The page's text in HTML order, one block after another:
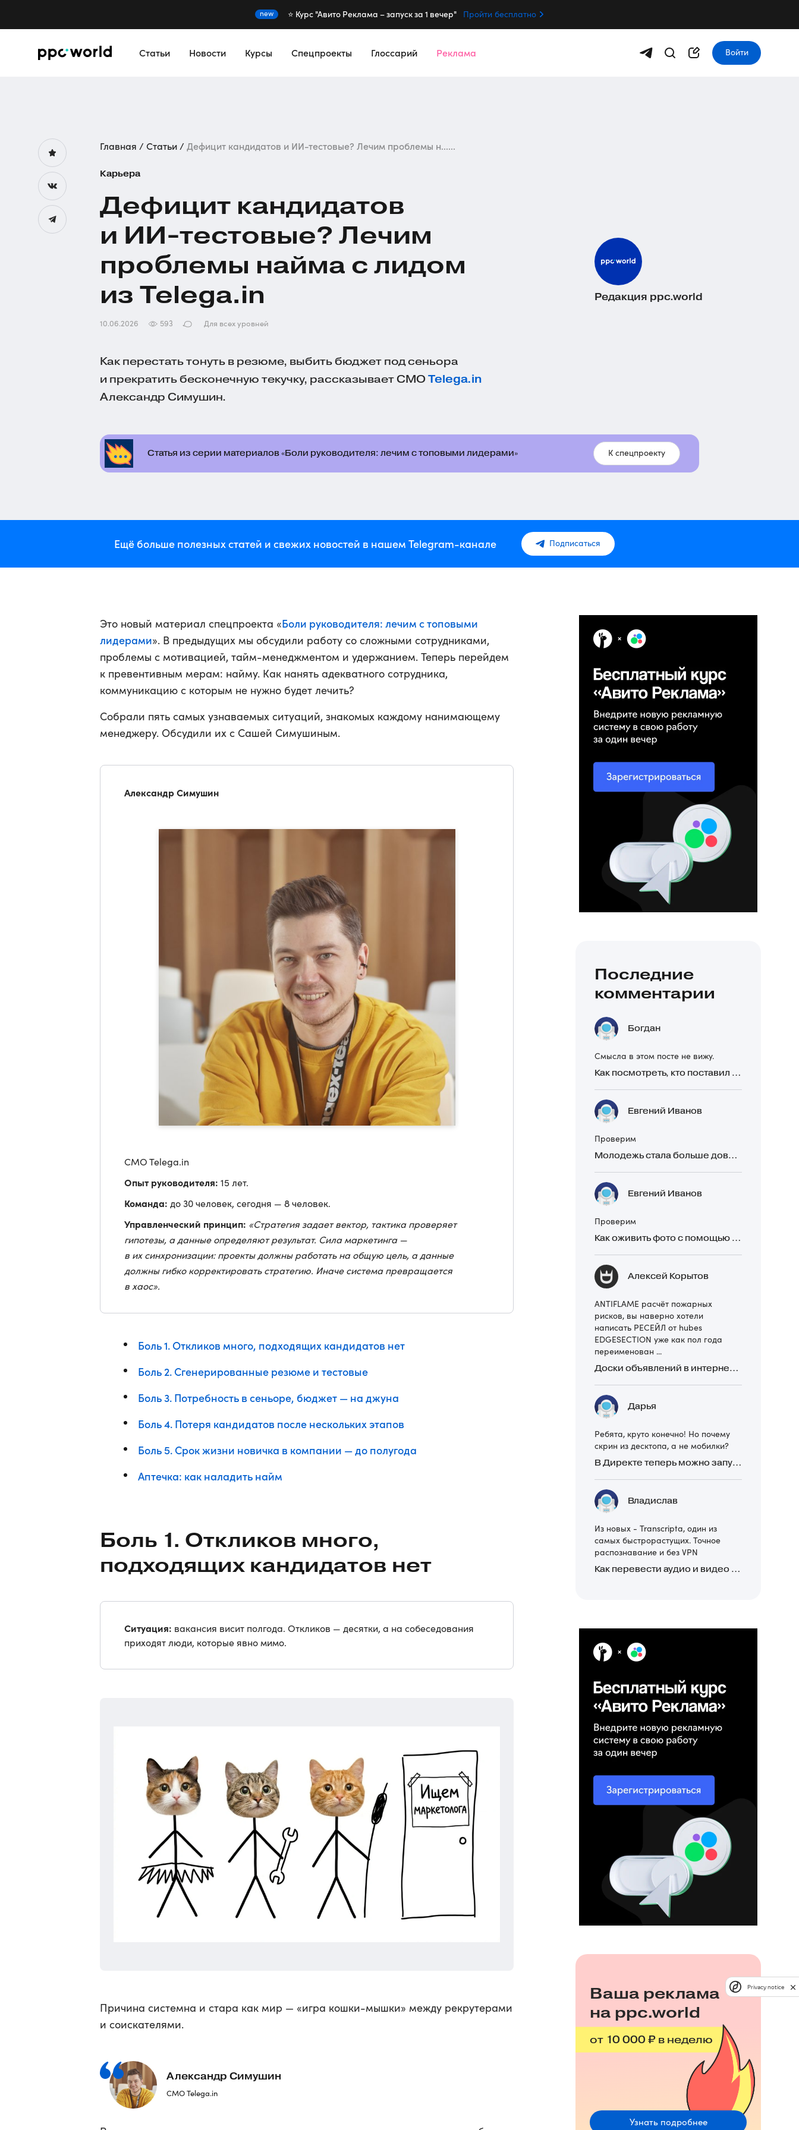
new ⭐️ Курс "Авито Реклама – запуск за 1 вечер" Пройти бесплатно
Статьи Новости Курсы Спецпроекты Глоссарий Реклама Войти
Главная Статьи Дефицит кандидатов и ИИ-тестовые? Лечим проблемы н......
Карьера
Дефицит кандидатов
и ИИ-тестовые? Лечим
проблемы найма с лидом
из Telega.in
10.06.2026 593 Для всех уровней
Как перестать тонуть в резюме, выбить бюджет под сеньора
и прекратить бесконечную текучку, рассказывает CMOTelega.in
Александр Симушин.
Редакция ppc.world
Статья из серии материалов «Боли руководителя: лечим с топовыми лидерами» К спецпроекту
Ещё больше полезных статей и свежих новостей в нашем Telegram-канале Подписаться
Это новый материал спецпроекта «Боли руководителя: лечим с топовыми
лидерами». В предыдущих мы обсудили работу со сложными сотрудниками,
проблемы с мотивацией, тайм-менеджментом и удержанием. Теперь перейдем
к превентивным мерам: найму. Как нанять адекватного сотрудника,
коммуникацию с которым не нужно будет лечить?
Собрали пять самых узнаваемых ситуаций, знакомых каждому нанимающему
менеджеру. Обсудили их с Сашей Симушиным.
Александр Симушин
CMO Telega.in
Опыт руководителя: 15 лет.
Команда: до 30 человек, сегодня — 8 человек.
Управленческий принцип: «Стратегия задает вектор, тактика проверяет
гипотезы, а данные определяют результат. Сила маркетинга —
в их синхронизации: проекты должны работать на общую цель, а данные
должны гибко корректировать стратегию. Иначе система превращается
в хаос».
Боль 1. Откликов много, подходящих кандидатов нет
Боль 2. Сгенерированные резюме и тестовые
Боль 3. Потребность в сеньоре, бюджет — на джуна
Боль 4. Потеря кандидатов после нескольких этапов
Боль 5. Срок жизни новичка в компании — до полугода
Аптечка: как наладить найм
Боль 1. Откликов много,
подходящих кандидатов нет
Ситуация: вакансия висит полгода. Откликов — десятки, а на собеседования
приходят люди, которые явно мимо.
Причина системна и стара как мир — «игра кошки-мышки» между рекрутерами
и соискателями.
Александр Симушин
CMO Telega.in
Последние
комментарии
Богдан
Смысла в этом посте не вижу.
Как посмотреть, кто поставил реакцию в Telegram
Евгений Иванов
Проверим
Молодежь стала больше доверять рекомендациям в закрытых Telegram-чатах, чем официальной рекламе
Евгений Иванов
Проверим
Как оживить фото с помощью нейросетей в 2026 году: 17 бесплатных онлайн-сервисов, приложений и ботов
Алексей Корытов
ANTIFLAME расчёт пожарных
рисков, вы наверно хотели
написать РЕСЕЙЛ от hubes
EDGESECTION уже как пол года
переименован ...
Доски объявлений в интернете: какие лучше и безопаснее? Сравниваем 5 популярных
Дарья
Ребята, круто конечно! Но почему
скрин из десктопа, а не мобилки?
В Директе теперь можно запускать Премиум-билборд для мобильных устройств
Владислав
Из новых - Transcripta, один из
самых быстрорастущих. Точное
распознавание и без VPN
Как перевести аудио и видео в текст: обзор 24 нейросетей, программ и сервисов для транскрибации
Ваша реклама
на ppc.world
от 10 000 ₽ в неделю
Узнать подробнее
Privacy notice